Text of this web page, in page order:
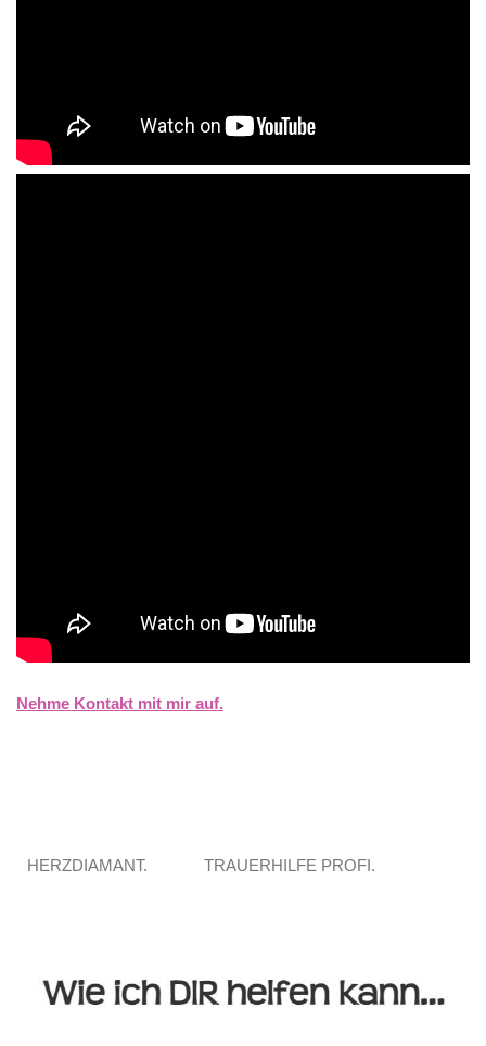
Nehme Kontakt mit mir auf.
HERZDIAMANT. TRAUERHILFE PROFI.